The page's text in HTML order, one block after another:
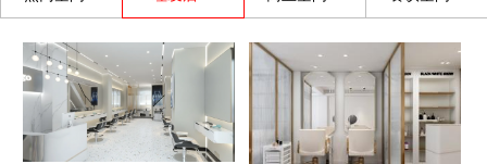
全部 门头 美容/美甲店 早教机构
小吃店 茶饮店 甜品店 办公室
服装店
全部 珠宝店
水果店 理发店 母婴店 鞋店
眼镜店 面包店 其他
全部 展厅
健身房 便利店 游泳馆 幼儿园
培训学校 其他
全部 烤肉店
料理店 快餐厅 咖啡店 火锅店
茶餐厅 主题餐厅